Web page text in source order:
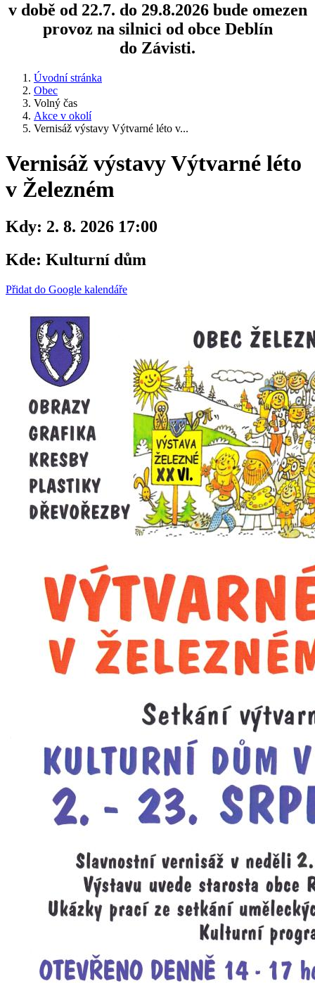
v době od 22.7. do 29.8.2026 bude omezen
provoz na silnici od obce Deblín
do Závisti.
Úvodní stránka
Obec
Volný čas
Akce v okolí
Vernisáž výstavy Výtvarné léto v...
Vernisáž výstavy Výtvarné léto
v Železném
Kdy: 2. 8. 2026 17:00
Kde: Kulturní dům
Přidat do Google kalendáře